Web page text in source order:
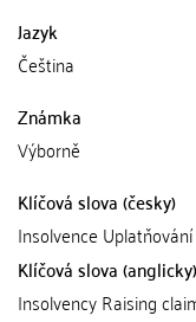
Jazyk
Čeština
Známka
Výborně
Klíčová slova (česky)
Insolvence
Klíčová slova (anglicky)
Insolvency Raising